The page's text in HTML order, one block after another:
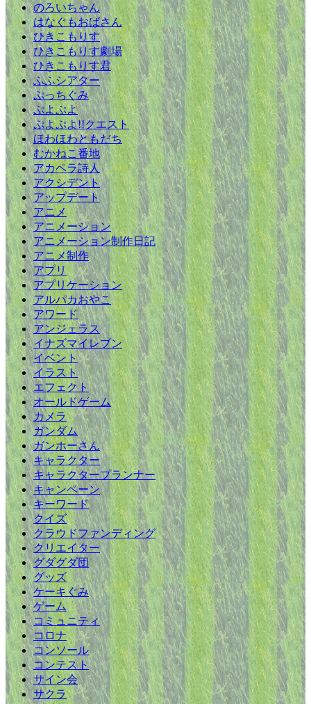
のろいちゃん
はなぐもおばさん
ひきこもりす
ひきこもりす劇場
ひきこもりす君
ふふシアター
ぷっちぐみ
ぷよぷよ
ぷよぷよ!!クエスト
ほわほわともだち
むかねこ番地
アカペラ詩人
アクシデント
アップデート
アニメ
アニメーション
アニメーション制作日記
アニメ制作
アプリ
アプリケーション
アルパカおやこ
アワード
アンジェラス
イナズマイレブン
イベント
イラスト
エフェクト
オールドゲーム
カメラ
ガンダム
ガンホーさん
キャラクター
キャラクタープランナー
キャンペーン
キーワード
クイズ
クラウドファンディング
クリエイター
グダグダ団
グッズ
ケーキぐみ
ゲーム
コミュニティ
コロナ
コンソール
コンテスト
サイン会
サクラ